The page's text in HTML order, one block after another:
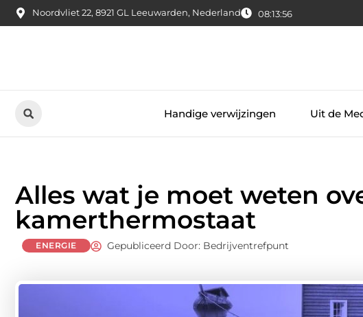
Noordvliet 22, 8921 GL Leeuwarden, Nederland 08:13:57
Handige verwijzingen Uit de
Alles wat je moet weten
kamerthermostaat
ENERGIE Gepubliceerd Door: Bedrijventrefpunt